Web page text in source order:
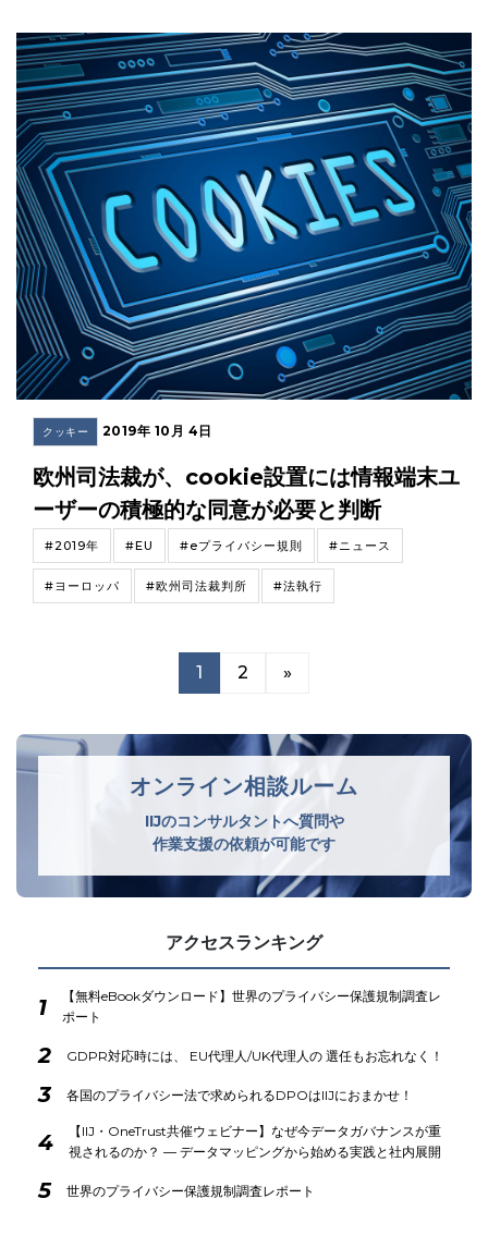
クッキー 2019年 10月 4日
欧州司法裁が、cookie設置には情報端末ユ
ーザーの積極的な同意が必要と判断
#2019年 #EU #eプライバシー規則 #ニュース
#ヨーロッパ #欧州司法裁判所 #法執行
1 2 »
オンライン相談ルーム
IIJのコンサルタントへ質問や
作業支援の依頼が可能です
アクセスランキング
1
【無料eBookダウンロード】世界のプライバシー保護規制調査レ
ポート
2 GDPR対応時には、 EU代理人/UK代理人の 選任もお忘れなく！
3 各国のプライバシー法で求められるDPOはIIJにおまかせ！
4
【IIJ・OneTrust共催ウェビナー】なぜ今データガバナンスが重
視されるのか？ ― データマッピングから始める実践と社内展開
5 世界のプライバシー保護規制調査レポート